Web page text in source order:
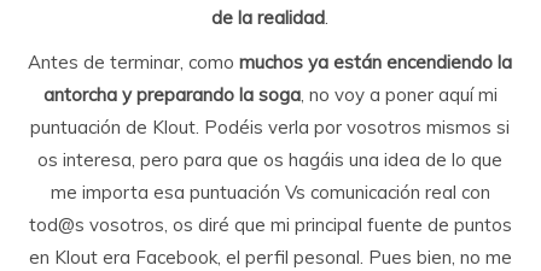
de la realidad
Antes de terminar, comomuchos ya están encendiendo la
antorcha y preparando la soga, no voy a poner aquí mi
puntuación de Klout. Podéis verla por vosotros mismos si
os interesa, pero para que os hagáis una idea de lo que
me importa esa puntuación Vs comunicación real con
tod@s vosotros, os diré que mi principal fuente de puntos
en Klout era Facebook, el perfil pesonal. Pues bien, no me